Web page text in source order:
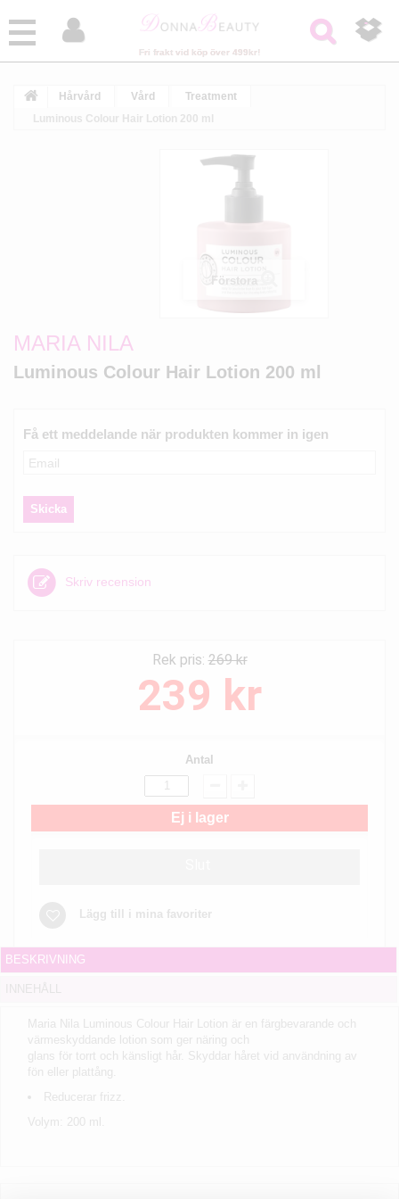
Hårvård Vård
Treatment
Luminous Colour Hair Lotion 200 ml
Förstora
MARIA NILA
Luminous Colour Hair Lotion 200 ml
Få ett meddelande när produkten kommer in igen
Skriv recension
Rek pris:269 kr
239 kr
Antal
Ej i lager
Lägg till i mina favoriter
BESKRIVNING
Maria Nila Luminous Colour Hair Lotion är en färgbevarande och
värmeskyddande lotion som ger näring och
glans för torrt och känsligt hår. Skyddar håret vid användning av
fön eller plattång.
Reducerar frizz.
Volym: 200 ml.
Fri frakt vid köp över 499kr!
 
